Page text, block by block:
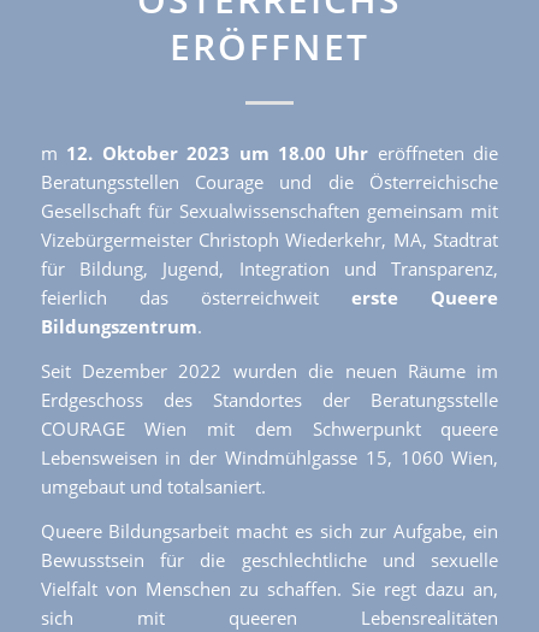
ERÖFFNET
m 12. Oktober 2023 um 18.00 Uhr eröffneten die
Beratungsstellen Courage und die Österreichische
Gesellschaft für Sexualwissenschaften gemeinsam mit
Vizebürgermeister Christoph Wiederkehr, MA, Stadtrat
für Bildung, Jugend, Integration und Transparenz,
feierlich das österreichweiterste Queere
Bildungszentrum.
Seit Dezember 2022 wurden die neuen Räume im
Erdgeschoss des Standortes der Beratungsstelle
COURAGE Wien mit dem Schwerpunkt queere
Lebensweisen in der Windmühlgasse 15, 1060 Wien,
umgebaut und totalsaniert.
Queere Bildungsarbeit macht es sich zur Aufgabe, ein
Bewusstsein für die geschlechtliche und sexuelle
Vielfalt von Menschen zu schaffen. Sie regt dazu an,
sich mit queeren Lebensrealitäten